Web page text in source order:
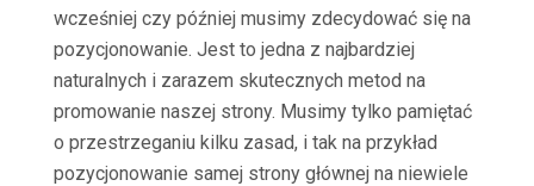
wcześniej czy później musimy zdecydować się na
pozycjonowanie. Jest to jedna z najbardziej
naturalnych i zarazem skutecznych metod na
promowanie naszej strony. Musimy tylko pamiętać
o przestrzeganiu kilku zasad, i tak na przykład
pozycjonowanie samej strony głównej na niewiele